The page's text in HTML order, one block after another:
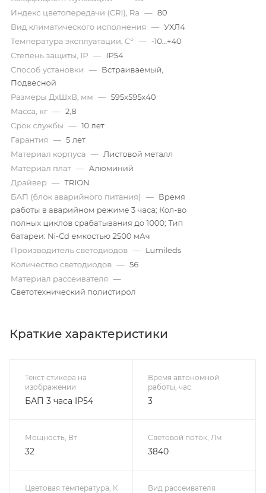
Краткие характеристики
Текст стикера на
изображении
БАП 3 часа IP54
Время автономной
работы, час
3
Мощность, Вт
32
Световой поток, Лм
3840
Цветовая температура, К Вид рассеивателя